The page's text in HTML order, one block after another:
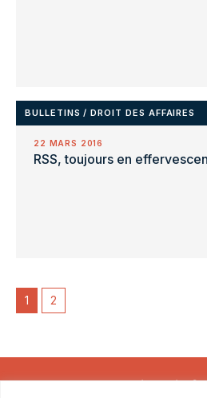
BULLETINS /DROIT DES AFFAIRES
22 MARS 2016
RSS, toujours en
1 2
Soyez les premiers